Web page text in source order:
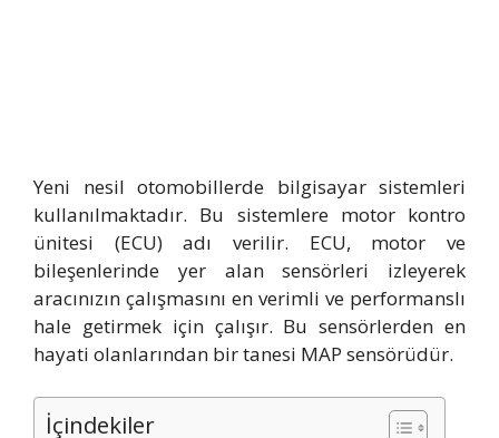
Yeni nesil otomobillerde bilgisayar sistemleri
kullanılmaktadır. Bu sistemlere motor kontro
ünitesi (ECU) adı verilir. ECU, motor ve
bileşenlerinde yer alan sensörleri izleyerek
aracınızın çalışmasını en verimli ve performanslı
hale getirmek için çalışır. Bu sensörlerden en
hayati olanlarından bir tanesi MAP sensörüdür.
İçindekiler